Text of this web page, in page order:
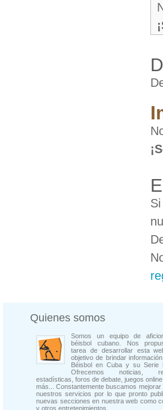
Quienes somos
Somos un equipo de
béisbol cubano. Nos
tarea de desarrollar esta
objetivo de brindar
Béisbol en Cuba y su Serie
Ofrecemos noticias,
estadísticas, foros de debate, juegos
más... Constantemente buscamos mejorar
nuestros servicios por lo que pronto
nuevas secciones en nuestra web como
y otros entretenimientos.